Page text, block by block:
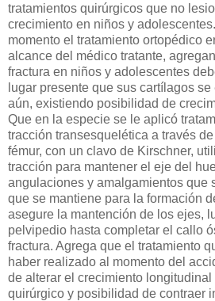
tratamientos quirúrgicos que no
crecimiento en niños y
momento el tratamiento ortopédico
alcance del médico tratante,
fractura en niños y adolescentes
lugar presente que sus cartílagos
aún, existiendo posibilidad de
Que en la especie se le aplicó
tracción transesquelética a través
fémur, con un clavo de Kirschner,
tracción para mantener el eje del
angulaciones y amalgamientos que
que se mantiene para la formación
asegure la mantención de los ejes,
pelvipedio hasta completar el callo
fractura. Agrega que el tratamiento
haber realizado al momento del
de alterar el crecimiento longitudinal
quirúrgico y posibilidad de contraer